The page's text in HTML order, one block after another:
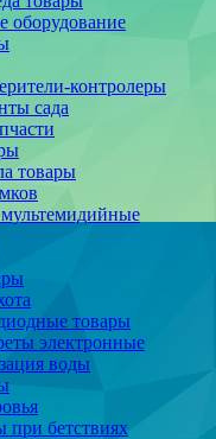
оборудование
контролеры
сада
товары
товары
электронные
воды
при бетствиях